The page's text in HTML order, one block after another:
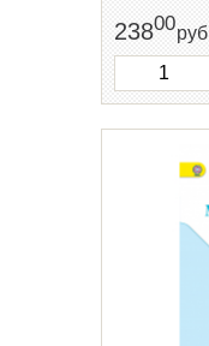
23800руб